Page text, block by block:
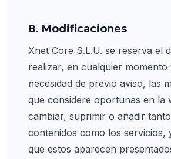
8. Modificaciones
Xnet Core S.L.U. se reserva el
realizar, en cualquier momento
necesidad de previo aviso, las
que considere oportunas en la
cambiar, suprimir o añadir
contenidos como los servicios,
que estos aparecen